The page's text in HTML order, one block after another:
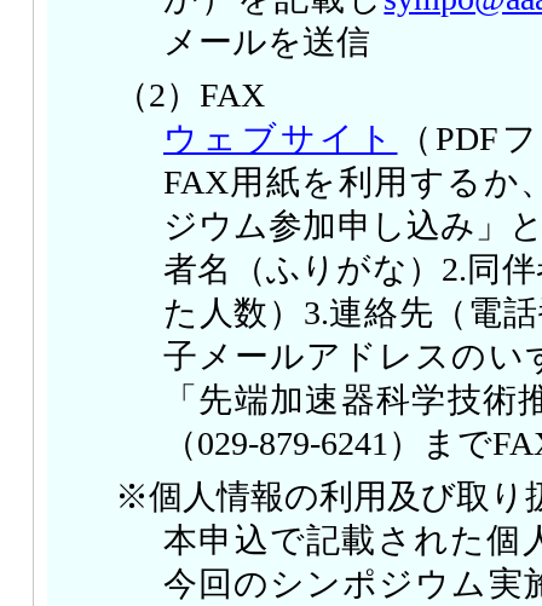
メールを送信
（2）FAX
ウェブサイト
（PDF
FAX用紙を利用するか
ジウム参加申し込み」
者名（ふりがな）2.同
た人数）3.連絡先（電
子メールアドレスのい
「先端加速器科学技術
（029-879-6241）まで
※個人情報の利用及び取り
本申込で記載された個
今回のシンポジウム実